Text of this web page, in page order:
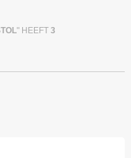
" HEEFT 3